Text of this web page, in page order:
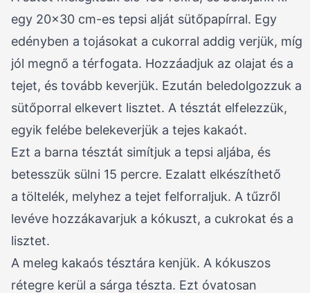
egy 20×30 cm-es tepsi alját sütőpapírral. Egy
edényben a tojásokat a cukorral addig verjük, míg
jól megnő a térfogata. Hozzáadjuk az olajat és a
tejet, és tovább keverjük. Ezután beledolgozzuk a
sütőporral elkevert lisztet. A tésztát elfelezzük,
egyik felébe belekeverjük a tejes kakaót.
Ezt a barna tésztát simítjuk a tepsi aljába, és
betesszük sülni 15 percre. Ezalatt elkészíthető
a töltelék, melyhez a tejet felforraljuk. A tűzről
levéve hozzákavarjuk a kókuszt, a cukrokat és a
lisztet.
A meleg kakaós tésztára kenjük. A kókuszos
rétegre kerül a sárga tészta. Ezt óvatosan